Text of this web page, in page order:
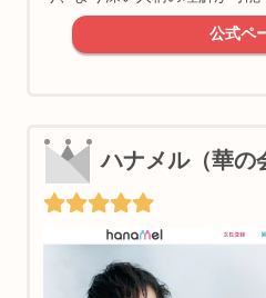
公式ペ
ハナメル（華の